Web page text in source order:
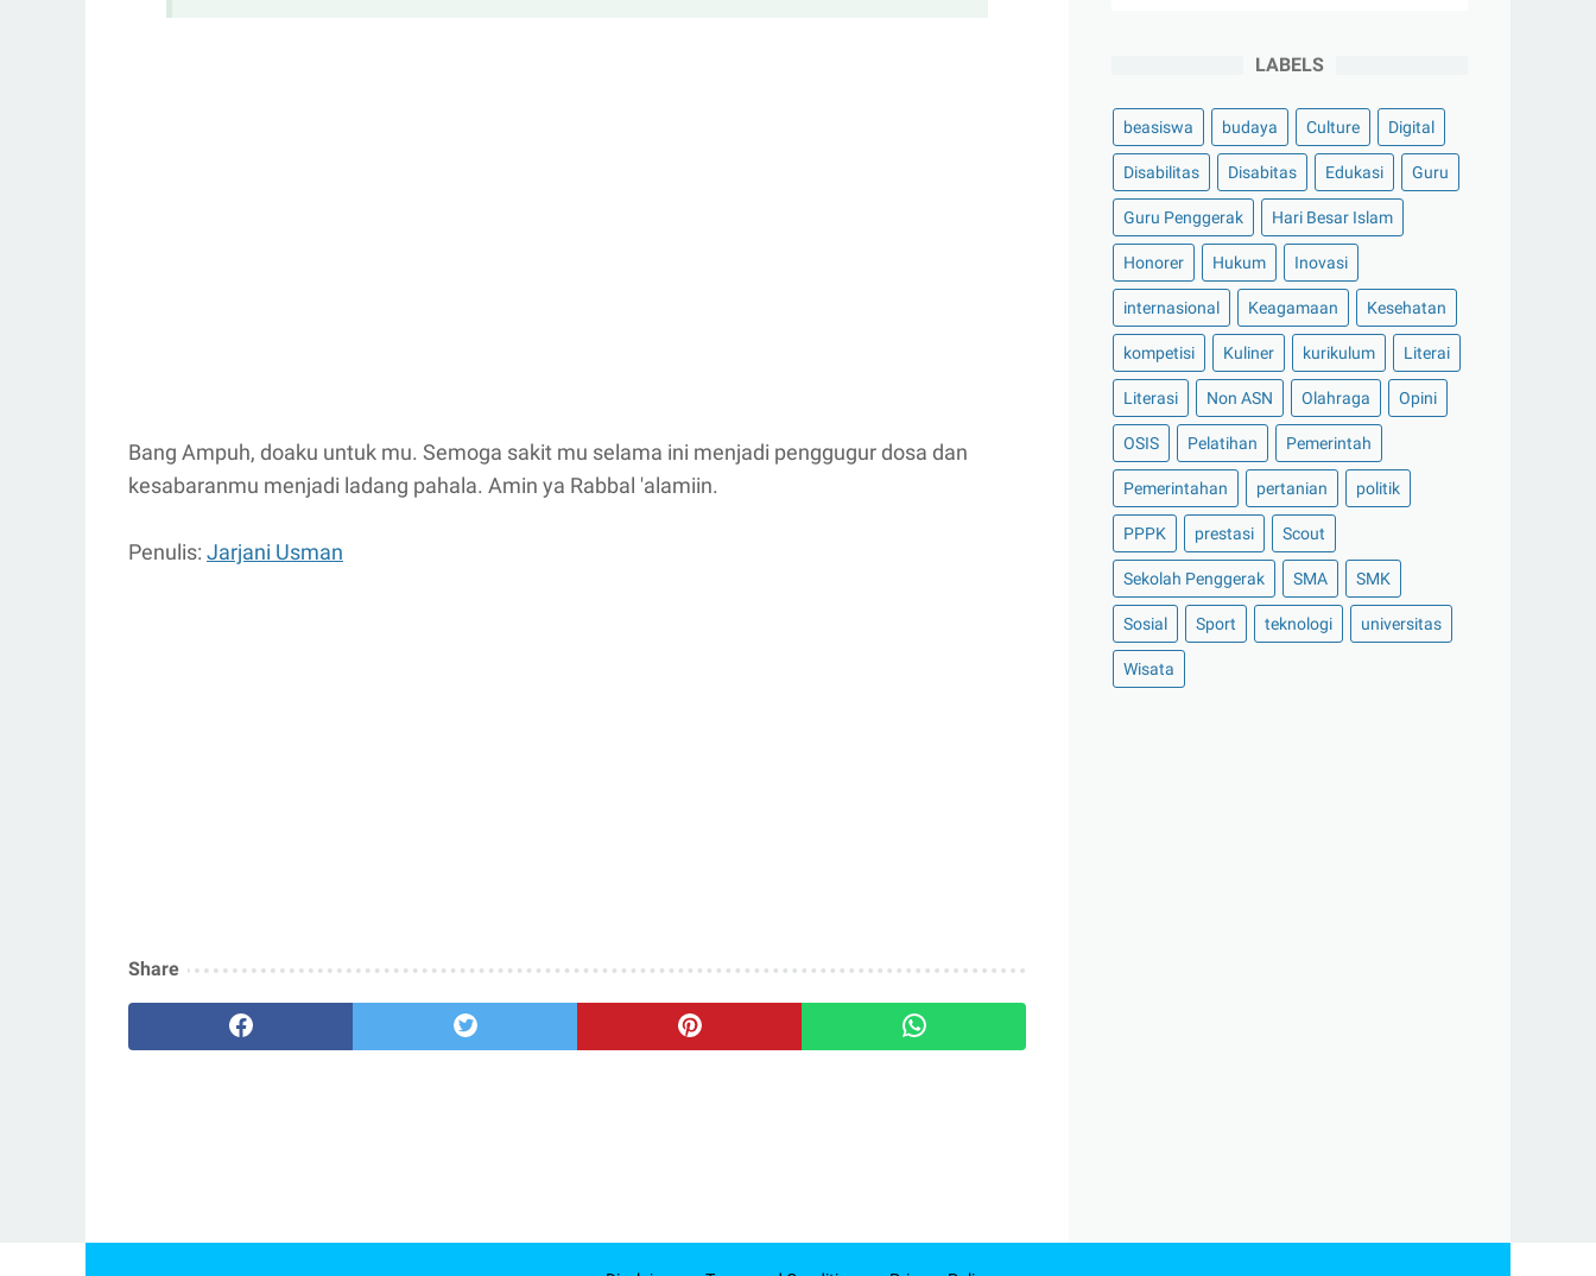
Bang Ampuh, doaku untuk mu. Semoga sakit mu selama ini menjadi penggugur dosa dan
kesabaranmu menjadi ladang pahala. Amin ya Rabbal 'alamiin.
Penulis: Jarjani Usman
Share
LABELS
beasiswa budaya Culture Digital
Disabilitas Disabitas Edukasi Guru
Guru Penggerak Hari Besar Islam
Honorer Hukum Inovasi
internasional Keagamaan Kesehatan
kompetisi Kuliner kurikulum Literai
Literasi Non ASN Olahraga Opini
OSIS Pelatihan Pemerintah
Pemerintahan pertanian politik
PPPK prestasi Scout
Sekolah Penggerak SMA SMK
Sosial Sport teknologi universitas
Wisata